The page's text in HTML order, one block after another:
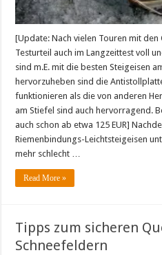
[Update: Nach vielen Touren mit den
Testurteil auch im Langzeittest voll
sind m.E. mit die besten Steigeisen
hervorzuheben sind die
funktionieren als die von anderen
am Stiefel sind auch hervorragend.
auch schon ab etwa 125 EUR]
Riemenbindungs-Leichtsteigeisen
mehr schlecht …
Read More »
Tipps zum sicheren
Schneefeldern